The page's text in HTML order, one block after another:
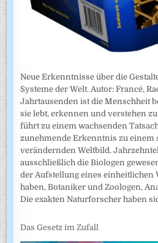
Neue Erkenntnisse über die
Systeme der Welt. Autor: Francé,
Jahrtausenden ist die Menschheit
sie lebt, erkennen und verstehen
führt zu einem wachsenden
zunehmende Erkenntnis zu einem
verändernden Weltbild.
ausschließlich die Biologen
der Aufstellung eines einheitlichen
haben, Botaniker und Zoologen,
Die exakten Naturforscher haben
Das Gesetz im Zufall